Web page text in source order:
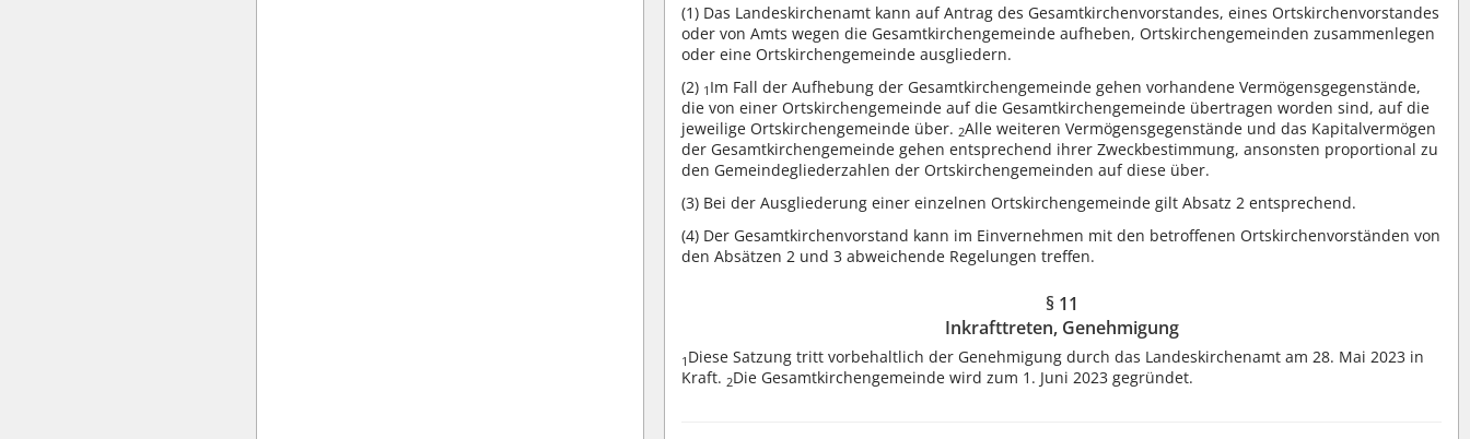
(1) Das Landeskirchenamt kann auf Antrag des Gesamtkirchenvorstandes, eines Ortskirchenvorstandes
oder von Amts wegen die Gesamtkirchengemeinde aufheben, Ortskirchengemeinden zusammenlegen
oder eine Ortskirchengemeinde ausgliedern.
(2) 1 Im Fall der Aufhebung der Gesamtkirchengemeinde gehen vorhandene Vermögensgegenstände,
die von einer Ortskirchengemeinde auf die Gesamtkirchengemeinde übertragen worden sind, auf die
jeweilige Ortskirchengemeinde über. 2Alle weiteren Vermögensgegenstände und das Kapitalvermögen
der Gesamtkirchengemeinde gehen entsprechend ihrer Zweckbestimmung, ansonsten proportional zu
den Gemeindegliederzahlen der Ortskirchengemeinden auf diese über.
(3) Bei der Ausgliederung einer einzelnen Ortskirchengemeinde gilt Absatz 2 entsprechend.
(4) Der Gesamtkirchenvorstand kann im Einvernehmen mit den betroffenen Ortskirchenvorständen von
den Absätzen 2 und 3 abweichende Regelungen treffen.
§ 11
Inkrafttreten, Genehmigung
1 Diese Satzung tritt vorbehaltlich der Genehmigung durch das Landeskirchenamt am 28. Mai 2023 in
Kraft. 2Die Gesamtkirchengemeinde wird zum 1. Juni 2023 gegründet.